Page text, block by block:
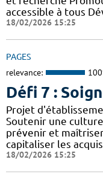
accessible à tous
18/02/2026 15:25
PAGES
relevance:
Défi 7 :
Projet
Soutenir une
prévenir et
capitaliser les
18/02/2026 15:25